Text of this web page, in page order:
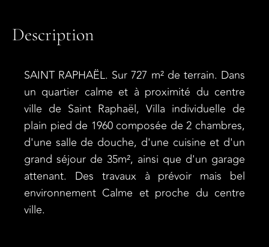
Description
SAINT RAPHAËL. Sur 727 m² de terrain. Dans
un quartier calme et à proximité du centre
ville de Saint Raphaël, Villa individuelle de
plain pied de 1960 composée de 2 chambres,
d'une salle de douche, d'une cuisine et d'un
grand séjour de 35m², ainsi que d'un garage
attenant. Des travaux à prévoir mais bel
environnement Calme et proche du centre
ville.